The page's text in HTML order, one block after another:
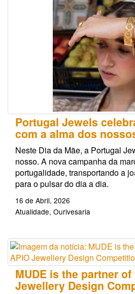
Portugal Jewels
com a alma dos
Neste Dia da Mãe, a Portugal
nosso. A nova campanha da
portugalidade, transportando a
para o pulsar do dia a dia.
16 de Abril, 2026
Atualidade Ourivesaria
MUDE is the partner
Jewellery Design